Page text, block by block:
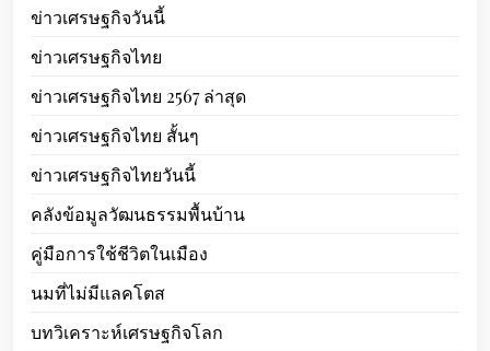
ข่าวเศรษฐกิจวันนี้
ข่าวเศรษฐกิจไทย
ข่าวเศรษฐกิจไทย 2567 ล่าสุด
ข่าวเศรษฐกิจไทย สั้นๆ
ข่าวเศรษฐกิจไทยวันนี้
คลังข้อมูลวัฒนธรรมพื้นบ้าน
คู่มือการใช้ชีวิตในเมือง
นมที่ไม่มีแลคโตส
บทวิเคราะห์เศรษฐกิจโลก